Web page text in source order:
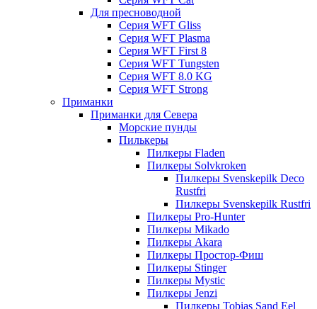
Для пресноводной
Серия WFT Gliss
Серия WFT Plasma
Серия WFT First 8
Серия WFT Tungsten
Серия WFT 8.0 KG
Серия WFT Strong
Приманки
Приманки для Севера
Морские пунды
Пилькеры
Пилкеры Fladen
Пилкеры Solvkroken
Пилкеры Svenskepilk Deco
Rustfri
Пилкеры Svenskepilk Rustfri
Пилкеры Pro-Hunter
Пилкеры Mikado
Пилкеры Akara
Пилкеры Простор-Фиш
Пилкеры Stinger
Пилкеры Mystic
Пилкеры Jenzi
Пилкеры Tobias Sand Eel